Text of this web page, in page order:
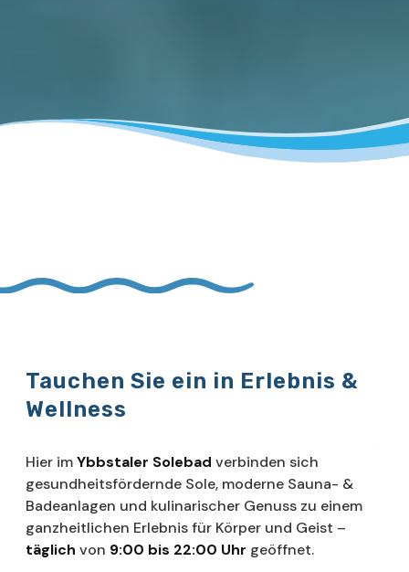
Tauchen Sie ein in Erlebnis &
Wellness
Hier imYbbstaler Solebad verbinden sich
gesundheitsfördernde Sole, moderne Sauna- &
Badeanlagen und kulinarischer Genuss zu einem
ganzheitlichen Erlebnis für Körper und Geist –
täglich von 9:00 bis 22:00 Uhr geöffnet.